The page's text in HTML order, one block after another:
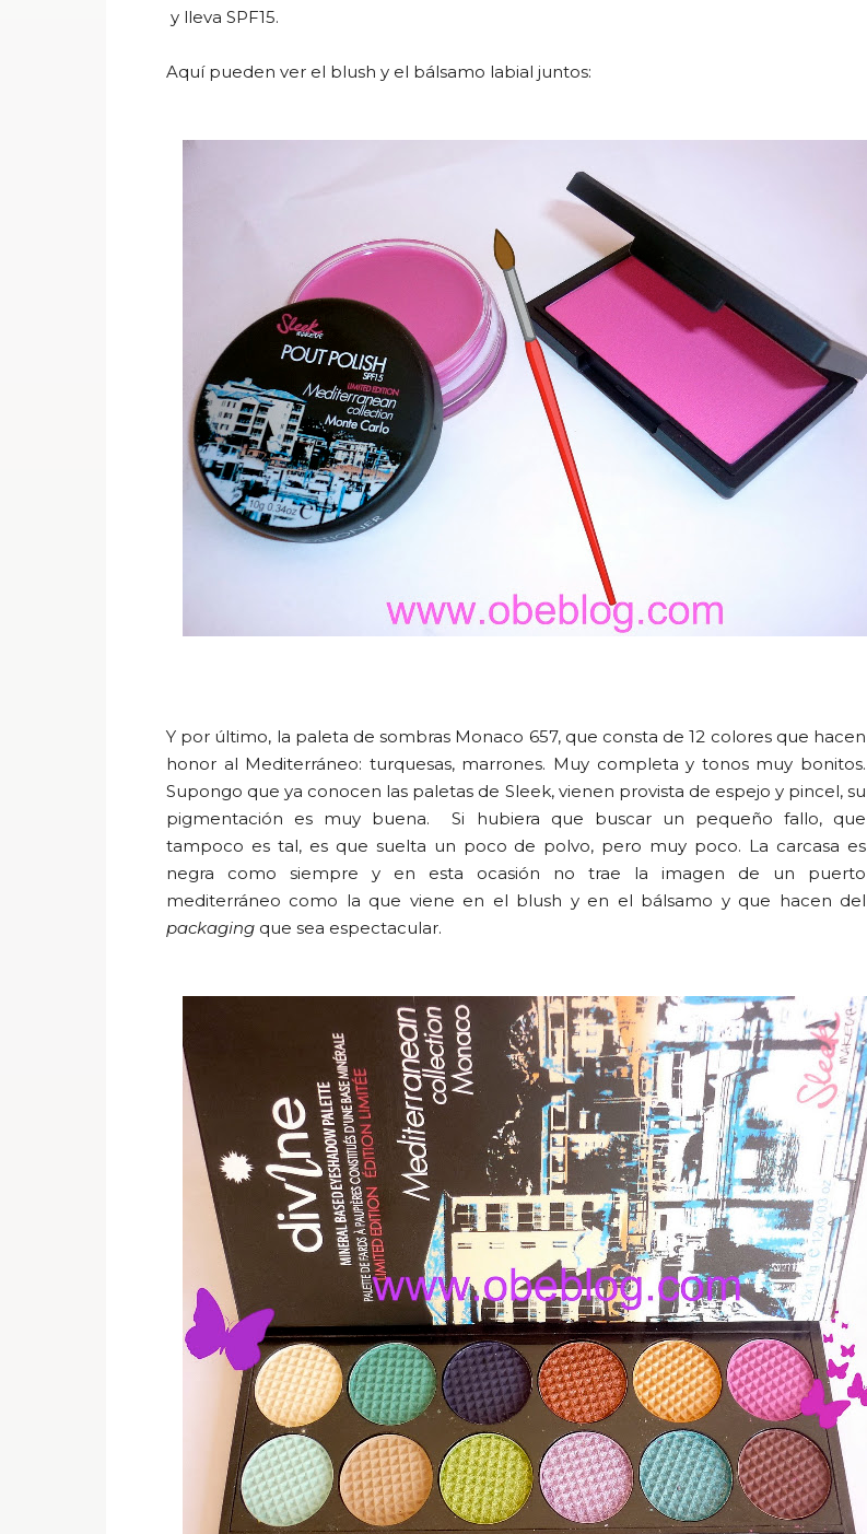
y lleva SPF15.
Aquí pueden ver el blush y el bálsamo labial juntos:
Y por último, la paleta de sombras Monaco 657, que consta de 12 colores que hacen
honor al Mediterráneo: turquesas, marrones. Muy completa y tonos muy bonitos.
Supongo que ya conocen las paletas de Sleek,vienen provista de espejo y pincel, su
pigmentación es muy buena. Si hubiera que buscar un pequeño fallo, que
tampoco es tal, es que suelta un poco de polvo, pero muy poco. La carcasa es
negra como siempre y en esta ocasión no trae la imagen de un puerto
mediterráneo como la que viene en el blush y en el bálsamo y que hacen del
packaging que sea espectacular.